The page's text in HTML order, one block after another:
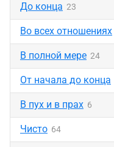
До конца 23
Во всех отношениях
В полной мере 24
От начала до конца
В пух и в прах 6
Чисто 64